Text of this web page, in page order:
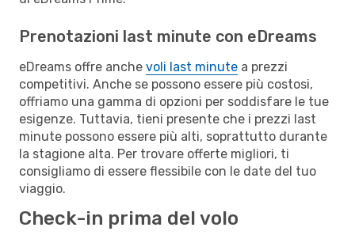
Prenotazioni last minute con eDreams
eDreams offre anche voli last minute a prezzi
competitivi. Anche se possono essere più costosi,
offriamo una gamma di opzioni per soddisfare le tue
esigenze. Tuttavia, tieni presente che i prezzi last
minute possono essere più alti, soprattutto durante
la stagione alta. Per trovare offerte migliori, ti
consigliamo di essere flessibile con le date del tuo
viaggio.
Check-in prima del volo